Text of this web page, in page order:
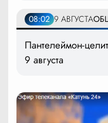
08:02 9 АВГУСТА
Пантелеймон-
9 августа